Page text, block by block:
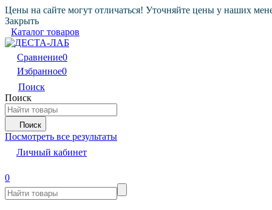
Цены на сайте могут отличаться! Уточняйте цены у наших
Закрыть
Каталог товаров
Сравнение0
Избранное0
Поиск
Поиск
Поиск
Посмотреть все результаты
Личный кабинет
0